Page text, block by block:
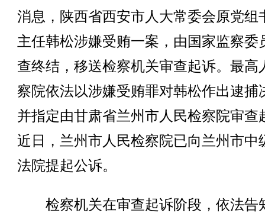
消息，陕西省西安市人大常委会原党组
主任韩松涉嫌受贿一案，由国家监察委
查终结，移送检察机关审查起诉。最高
察院依法以涉嫌受贿罪对韩松作出逮捕
并指定由甘肃省兰州市人民检察院审查
近日，兰州市人民检察院已向兰州市中
法院提起公诉。
检察机关在审查起诉阶段，依法告